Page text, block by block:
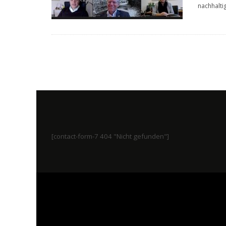
[contact-form-7 404 "Nicht gefunden"]